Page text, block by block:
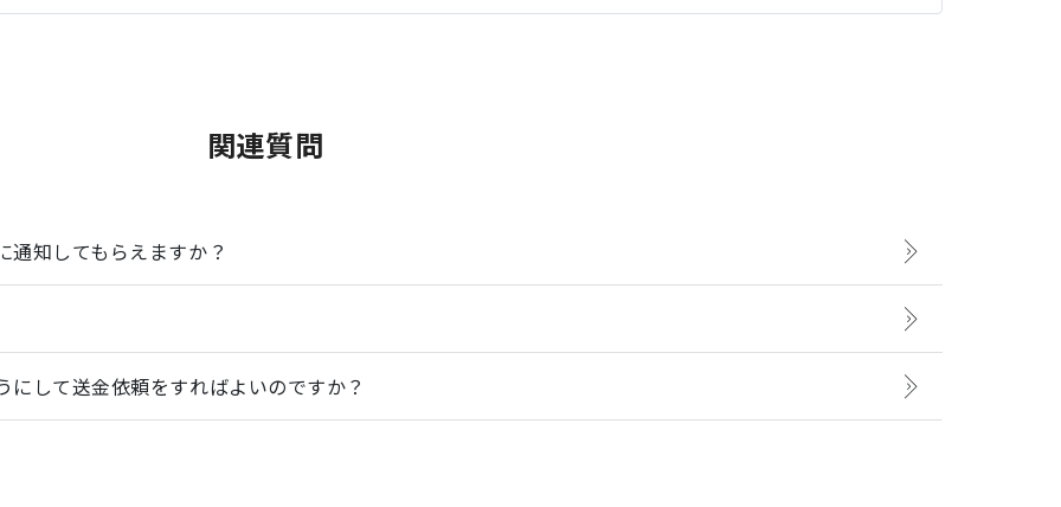
関連質問
知してもらえますか？
して送金依頼をすればよいのですか？